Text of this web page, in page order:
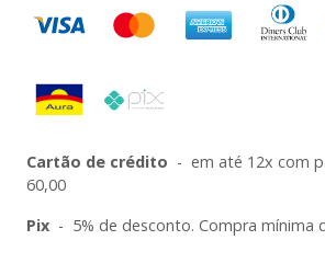
Cartão de crédito - em até 12x com
60,00
Pix - 5% de desconto. Compra mínima